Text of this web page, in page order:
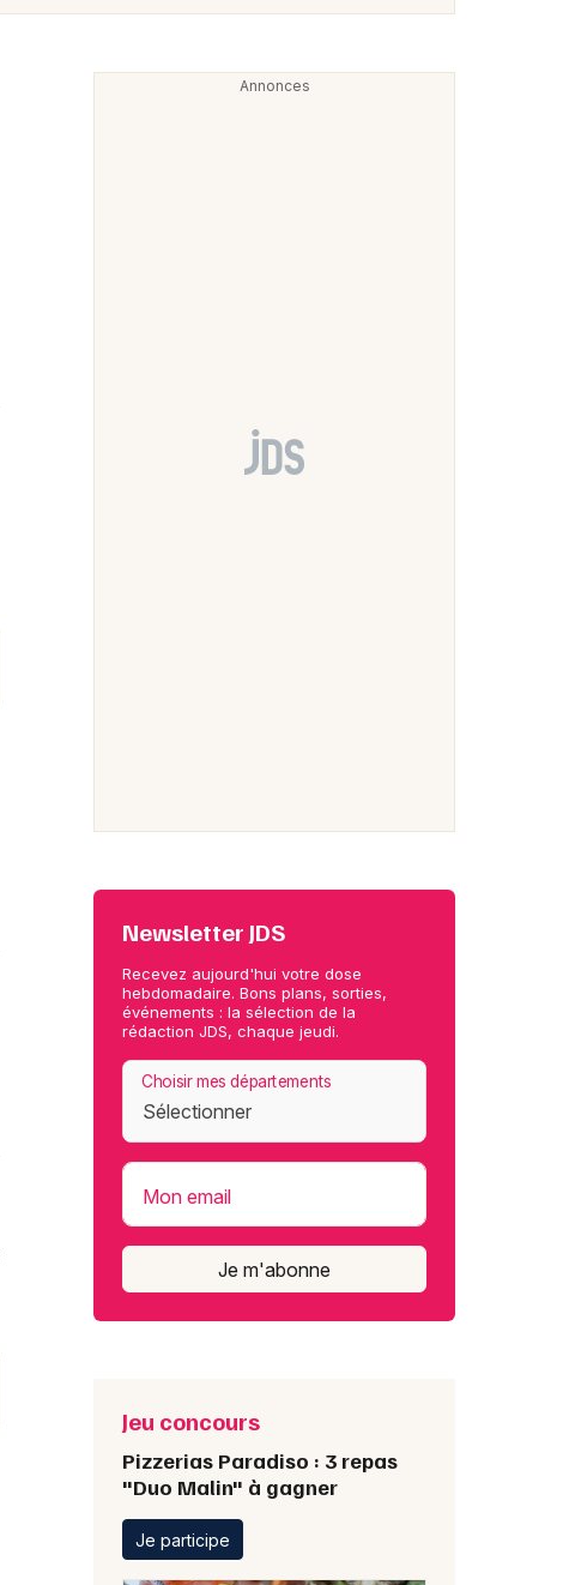
Newsletter JDS
Recevez aujourd'hui votre dose
hebdomadaire. Bons plans, sorties,
événements : la sélection de la
rédaction JDS, chaque jeudi.
Choisir mes départements
Mon email
Je m'abonne
Jeu concours
Pizzerias Paradiso : 3 repas
"Duo Malin" à gagner
Je participe